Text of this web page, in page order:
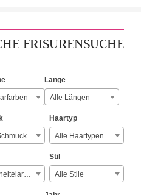
FRISURENSUCHE
Länge
Alle Längen
Haartyp
Alle Haartypen
Alle Scheitelarten
Stil
Alle Stile